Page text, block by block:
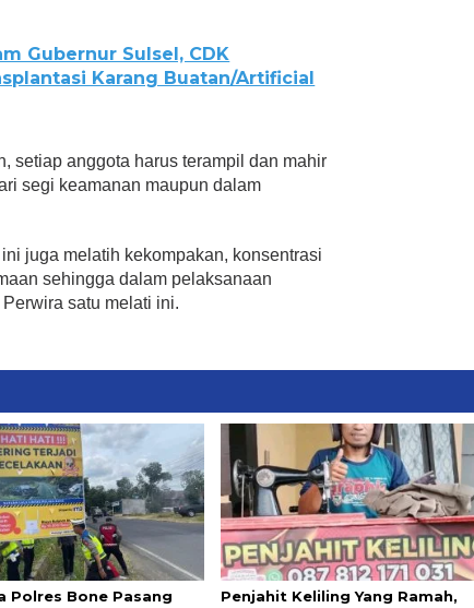
Gubernur Sulsel, CDK
Karang Buatan/Artificial
setiap anggota harus terampil dan mahir
segi keamanan maupun dalam
juga melatih kekompakan, konsentrasi
sehingga dalam pelaksanaan
satu melati ini.
Polres Bone Pasang
Penjahit Keliling Yang Ramah,